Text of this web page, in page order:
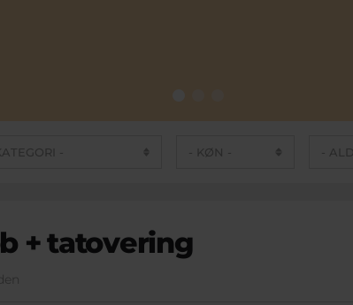
+ tatovering